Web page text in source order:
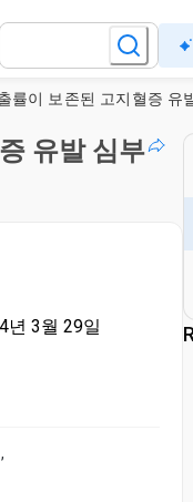
유발 심부
년 3월 29일
,